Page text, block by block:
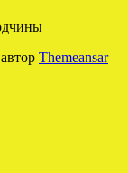
Themeansar